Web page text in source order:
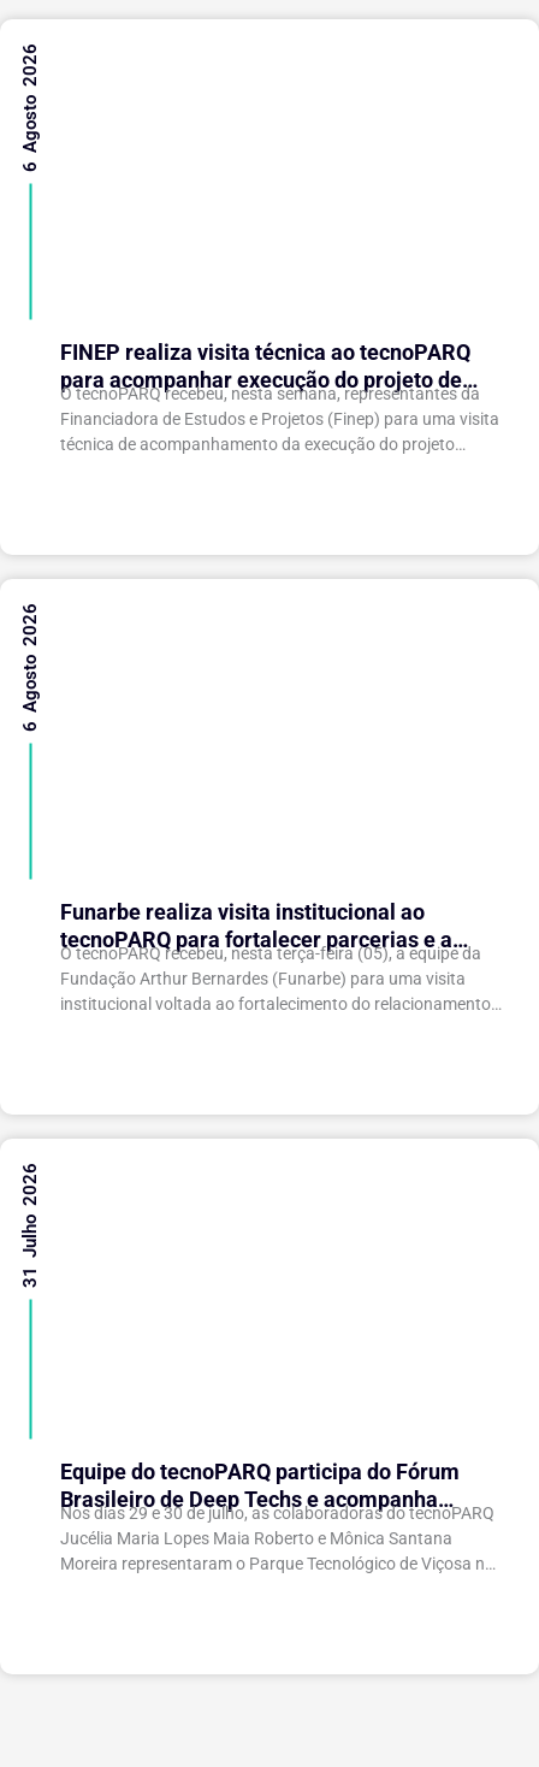
FINEP realiza visita técnica ao tecnoPARQ
para acompanhar execução do projeto de
expansão do Parque Tecnológico
O tecnoPARQ recebeu, nesta semana, representantes da
Financiadora de Estudos e Projetos (Finep) para uma visita
técnica de acompanhamento da execução do projeto
6 Agosto 2026
Funarbe realiza visita institucional ao
tecnoPARQ para fortalecer parcerias e a
gestão da inovação
O tecnoPARQ recebeu, nesta terça-feira (05), a equipe da
Fundação Arthur Bernardes (Funarbe) para uma visita
institucional voltada ao fortalecimento do relacionamento
6 Agosto 2026
Equipe do tecnoPARQ participa do Fórum
Brasileiro de Deep Techs e acompanha
debates sobre políticas para inovação
científica
Nos dias 29 e 30 de julho, as colaboradoras do tecnoPARQ
Jucélia Maria Lopes Maia Roberto e Mônica Santana
Moreira representaram o Parque Tecnológico de Viçosa no
31 Julho 2026